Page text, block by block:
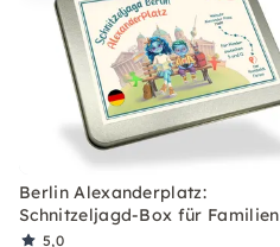
Berlin Alexanderplatz:
Schnitzeljagd-Box für Familien
5,0